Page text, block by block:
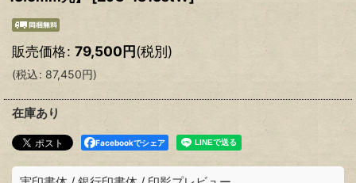
販売価格: 79,500円(税別)
(税込: 87,450円)
在庫あり
Facebookでシェア